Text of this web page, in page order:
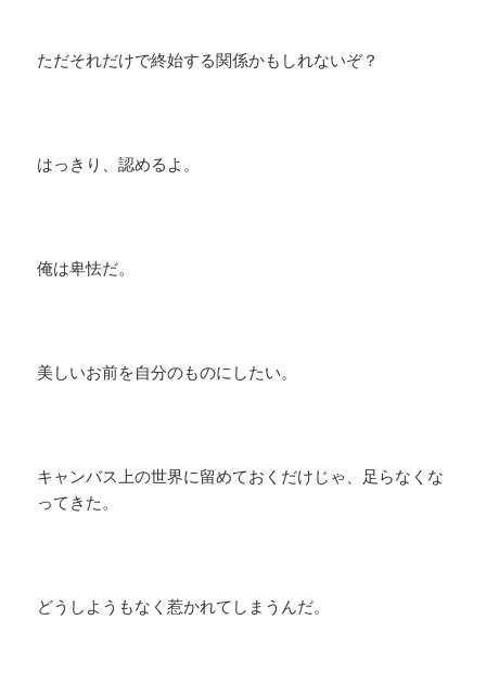
ただそれだけで終始する関係かもしれないぞ？
はっきり、認めるよ。
俺は卑怯だ。
美しいお前を自分のものにしたい。
キャンバス上の世界に留めておくだけじゃ、足らなくな
ってきた。
どうしようもなく惹かれてしまうんだ。